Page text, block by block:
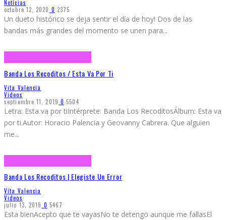
Noticias
octubre 12, 2020 0 2375
Un dueto histórico se deja sentir el día de hoy! Dos de las
bandas más grandes del momento se unen para...
Banda Los Recoditos / Esta Va Por Ti
Vita Valencia
Videos
septiembre 11, 2019 0 5504
Letra: Esta va por tiIntérprete: Banda Los RecoditosÁlbum: Esta va
por ti.Autor: Horacio Palencia y Geovanny Cabrera. Que alguien
me...
Banda Los Recoditos | Elegiste Un Error
Vita Valencia
Videos
julio 13, 2019 0 5467
Esta bienAcepto que te vayasNo te detengo aunque me fallasEl